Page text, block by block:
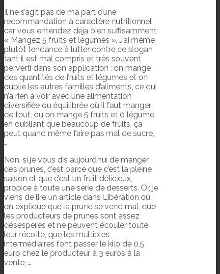
Il ne s’agit pas de ma part d’une
recommandation à caractère nutritionnel
car vous entendez déjà bien suffisamment
« Mangez 5 fruits et légumes ». J’ai même
plutôt tendance à lutter contre ce slogan
tant il est mal compris et très souvent
perverti dans son application : on mange
des quantités de fruits et légumes et on
oublie les autres familles d’aliments, ce qui
n’a rien à voir avec une alimentation
diversifiée ou équilibrée où il faut manger
de tout, ou on mange 5 fruits et 0 légume
en oubliant que beaucoup de fruits, ça
peut quand même faire pas mal de sucre,
…
Non, si je vous dis aujourd’hui de manger
des prunes, c’est parce que c’est la pleine
saison et que c’est un fruit délicieux,
propice à toute une série de desserts. Or, je
viens de lire un article dans Libération où
on explique que la prune se vend mal, que
les producteurs de prunes sont assez
désespérés et ne peuvent écouler toute
leur récolte, que les multiples
intermédiaires font passer le kilo de 0,5
euro chez le producteur à 3 euros à la
vente, …